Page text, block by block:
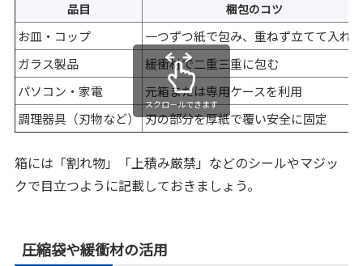
品目 梱包のコツ
お皿・コップ
一つずつ紙で包み、重ねず立てて入れ
ガラス製品
緩衝材で二重三重に包む
パソコン・家電
元箱または専用ケースを利用
調理器具（刃物など） 刃の部分を厚紙で覆い安全に固定
スクロールできます
箱には「割れ物」「上積み厳禁」などのシールやマジッ
クで目立つように記載しておきましょう。
圧縮袋や緩衝材の活用